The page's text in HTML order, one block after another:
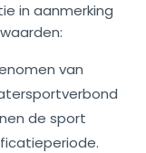
in aanmerking
van
de sport